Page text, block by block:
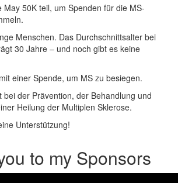
May 50K teil, um Spenden für die MS-
Menschen. Das Durchschnittsalter bei
30 Jahre – und noch gibt es keine
einer Spende, um MS zu besiegen.
bei der Prävention, der Behandlung und
Heilung der Multiplen Sklerose.
Unterstützung!
to my Sponsors